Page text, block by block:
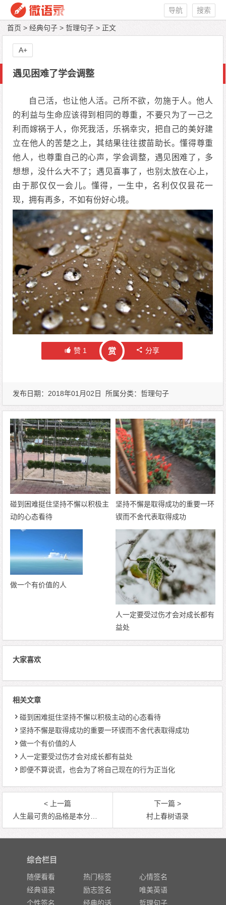
搜索
导航
首页 >经典句子 >哲理句子 > 正文
遇见困难了学会调整
自己活，也让他人活。己所不欲，勿施于人。他人
的利益与生命应该得到相同的尊重，不要只为了一己之
利而嫁祸于人，你死我活，乐祸幸灾，把自己的美好建
立在他人的苦楚之上，其结果往往拔苗助长。懂得尊重
他人，也尊重自己的心声，学会调整，遇见困难了，多
想想，没什么大不了；遇见喜事了，也别太放在心上，
由于那仅仅一会儿。懂得，一生中，名利仅仅昙花一
现，拥有再多，不如有份好心境。
赞 1 赏 分享
A+
发布日期：2018年01月02日 所属分类：哲理句子
碰到困难挺住坚持不懈以积极主
动的心态看待
坚持不懈是取得成功的重要一环
锲而不舍代表取得成功
做一个有价值的人
人一定要受过伤才会对成长都有
益处
大家喜欢
相关文章
碰到困难挺住坚持不懈以积极主动的心态看待
坚持不懈是取得成功的重要一环锲而不舍代表取得成功
做一个有价值的人
人一定要受过伤才会对成长都有益处
即便不算说谎，也会为了将自己现在的行为正当化
< 上一篇
人生最可贵的品格是本分自然地日子
下一篇 >
村上春树语录
综合栏目
随便看看 热门标签
心情签名
经典语录
励志签名
唯美英语
个性签名
经典的话 哲理句子